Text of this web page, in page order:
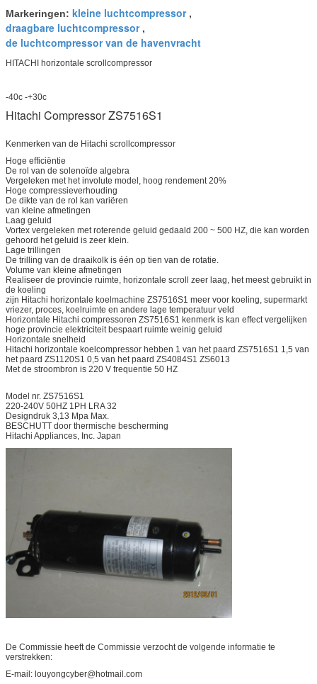
Markeringen: kleine luchtcompressor,
draagbare luchtcompressor,
de luchtcompressor van de havenvracht
HITACHI horizontale scrollcompressor
-40c -+30c
Hitachi Compressor ZS7516S1
Kenmerken van de Hitachi scrollcompressor
Hoge efficiëntie
De rol van de solenoïde algebra
Vergeleken met het involute model, hoog rendement 20%
Hoge compressieverhouding
De dikte van de rol kan variëren
van kleine afmetingen
Laag geluid
Vortex vergeleken met roterende geluid gedaald 200 ~ 500 HZ, die kan worden
gehoord het geluid is zeer klein.
Lage trillingen
De trilling van de draaikolk is één op tien van de rotatie.
Volume van kleine afmetingen
Realiseer de provincie ruimte, horizontale scroll zeer laag, het meest gebruikt in
de koeling
zijn Hitachi horizontale koelmachine ZS7516S1 meer voor koeling, supermarkt
vriezer, proces, koelruimte en andere lage temperatuur veld
Horizontale Hitachi compressoren ZS7516S1 kenmerk is kan effect vergelijken
hoge provincie elektriciteit bespaart ruimte weinig geluid
Horizontale snelheid
Hitachi horizontale koelcompressor hebben 1 van het paard ZS7516S1 1,5 van
het paard ZS1120S1 0,5 van het paard ZS4084S1 ZS6013
Met de stroombron is 220 V frequentie 50 HZ
Model nr. ZS7516S1
220-240V 50HZ 1PH LRA 32
Designdruk 3,13 Mpa Max.
BESCHUTT door thermische bescherming
Hitachi Appliances, Inc. Japan
De Commissie heeft de Commissie verzocht de volgende informatie te
verstrekken:
E-mail: louyongcyber@hotmail.com